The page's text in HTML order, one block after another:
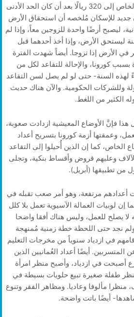
لراتب العُماني في القطاع الخاص إلى 320 ريالًا بعد أن كان الحد الأدنى
للإسكان مُلخصه أن استحقاق الأرض
ليصبح أرضًا واحدة للزوجين معاً، وإذا لم
فلابد من إكمال 40 سنة ليستحق الأرض، وإذا أخذ أحدهما قبل
في الأرض إذا تزوجا. أيضاً شهدت الفترة
بسبب كورونا، والإحالة للتقاعد لكل من
لهذه السنة- حتى لو لم يصل لسن التقاعد
وللشركات الحكومية. والآن هناك حديث
الكثير من اللغط.
هذا فإنَّ الأوضاع المعيشية ازدادت صعوبة،
وعمقتها أزمة كورونا بتسريح أعداد
الخاص، كما إن الذين أُحيلوا إلى التقاعد
وعليهم قروض وأقساط بنكية، وتجلى
من تطبيقها (أبريل).
أعدادهم مرتفعة، وهو أمر صعب تقبله في
لوبيات العمالة الآسيوية تعمل بلا كلل
لا يصلح للعمل، وليس هناك أفقا واضحا
ولم نجد حتى اللحظة خطة زمنية مُمنهجة
في ازدياد سنوياً من مخرجات التعليم
المتسربين. أيضًا أعداد العُمانيين الذين
أصبحت في ازدياد، وأصبح منظر امرأة
طفلة صغيرة تبيع حلويات بسيطة في
مألوفا وعاديا. ومظاهر الفقر وتنوع
أيضًا باتت واضحة.